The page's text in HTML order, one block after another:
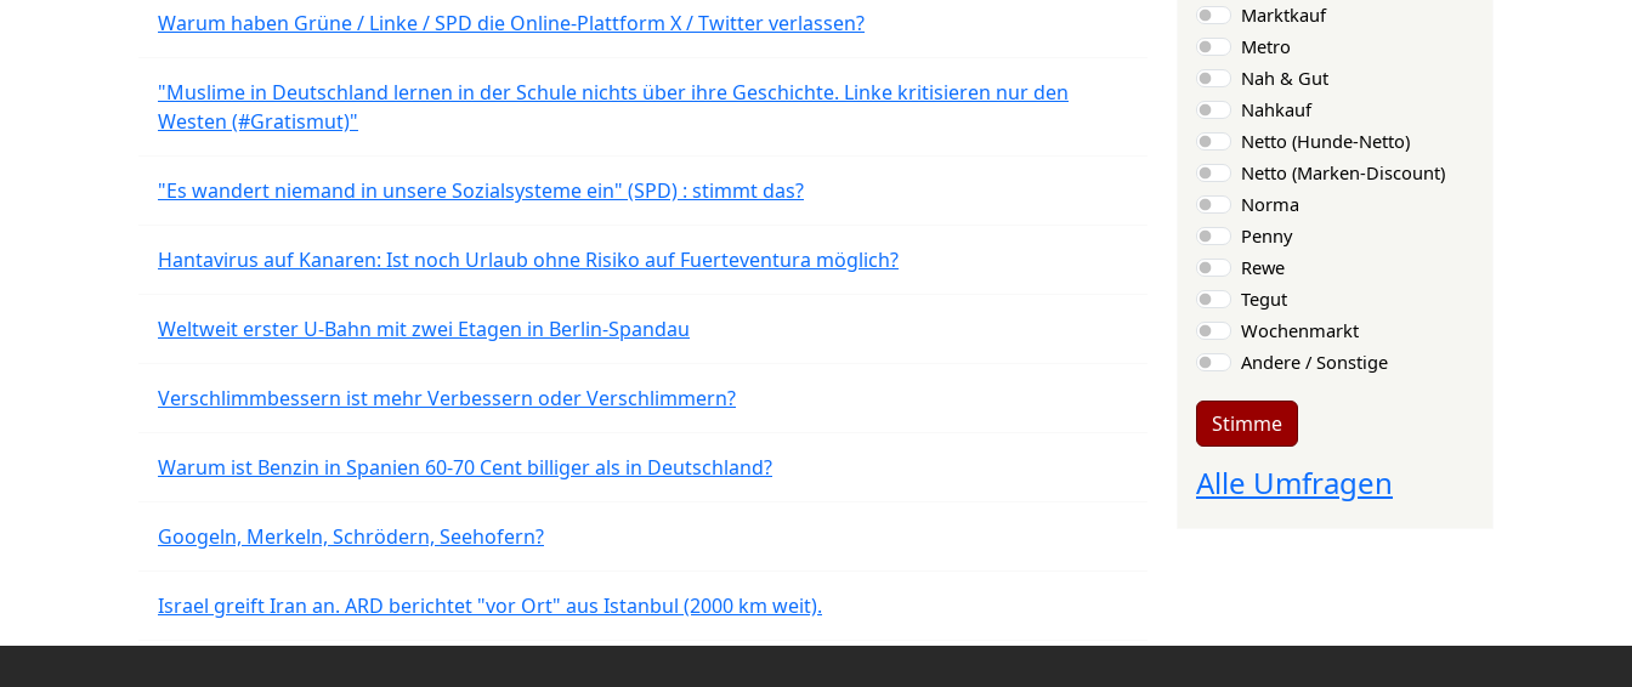
Warum haben Grüne / Linke / SPD die Online-Plattform X / Twitter verlassen?
"Muslime in Deutschland lernen in der Schule nichts über ihre Geschichte. Linke kritisieren nur den
Westen (#Gratismut)"
"Es wandert niemand in unsere Sozialsysteme ein" (SPD) : stimmt das?
Hantavirus auf Kanaren: Ist noch Urlaub ohne Risiko auf Fuerteventura möglich?
Weltweit erster U-Bahn mit zwei Etagen in Berlin-Spandau
Verschlimmbessern ist mehr Verbessern oder Verschlimmern?
Warum ist Benzin in Spanien 60-70 Cent billiger als in Deutschland?
Googeln, Merkeln, Schrödern, Seehofern?
Israel greift Iran an. ARD berichtet "vor Ort" aus Istanbul (2000 km weit).
Marktkauf
Metro
Nah & Gut
Nahkauf
Netto (Hunde-Netto)
Netto (Marken-Discount)
Norma
Penny
Rewe
Tegut
Wochenmarkt
Andere / Sonstige
Stimme
Alle Umfragen